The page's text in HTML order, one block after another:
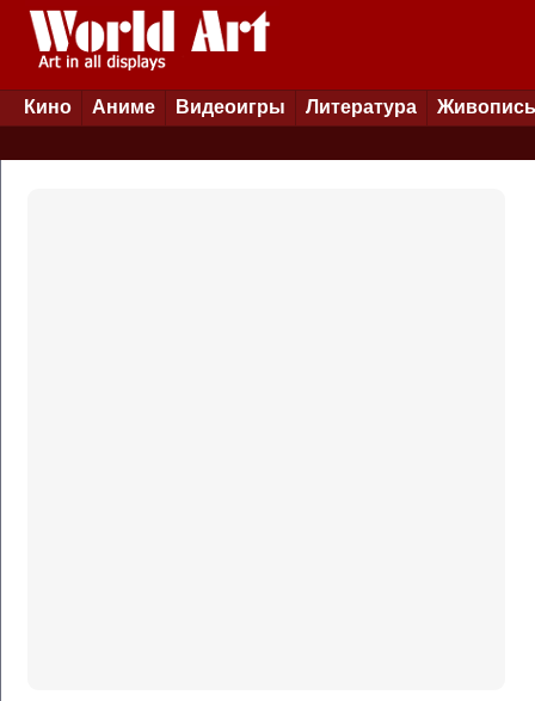
Кино Аниме Видеоигры Литература Живопись